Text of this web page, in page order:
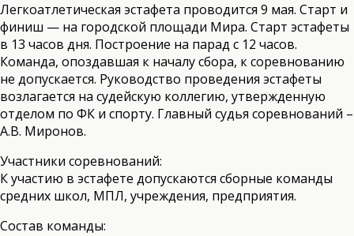
Легкоатлетическая эстафета проводится 9 мая. Старт и
финиш — на городской площади Мира. Старт эстафеты
в 13 часов дня. Построение на парад с 12 часов.
Команда, опоздавшая к началу сбора, к соревнованию
не допускается. Руководство проведения эстафеты
возлагается на судейскую коллегию, утвержденную
отделом по ФК и спорту. Главный судья соревнований –
А.В. Миронов.
Участники соревнований:
К участию в эстафете допускаются сборные команды
средних школ, МПЛ, учреждения, предприятия.
Состав команды: